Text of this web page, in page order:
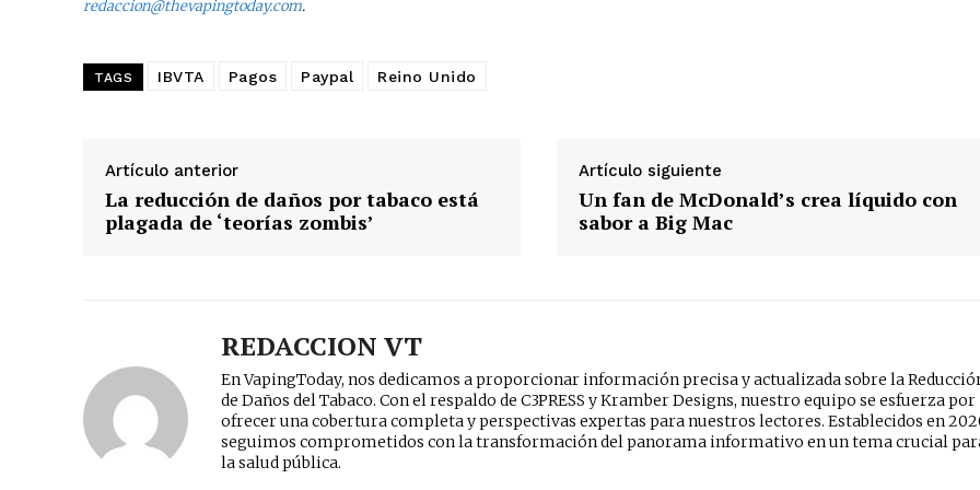
redaccion@thevapingtoday.com.
TAGS IBVTA Pagos Paypal Reino Unido
Artículo anterior
La reducción de daños por tabaco está
plagada de ‘teorías zombis’
Artículo siguiente
Un fan de McDonald’s crea líquido con
sabor a Big Mac
REDACCION VT
En VapingToday, nos dedicamos a proporcionar información precisa y actualizada sobre la
de Daños del Tabaco. Con el respaldo de C3PRESS y Kramber Designs, nuestro equipo se esfuerza por
ofrecer una cobertura completa y perspectivas expertas para nuestros lectores. Establecidos en
seguimos comprometidos con la transformación del panorama informativo en un tema crucial
la salud pública.